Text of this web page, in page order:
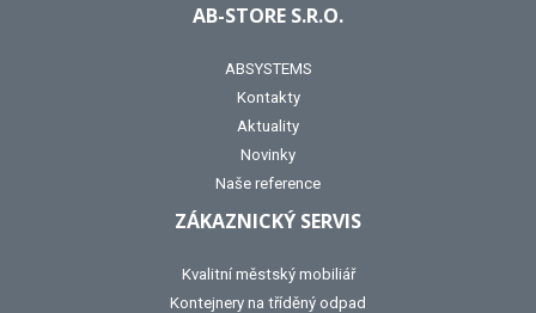
AB-STORE S.R.O.
ABSYSTEMS
Kontakty
Aktuality
Novinky
Naše reference
ZÁKAZNICKÝ SERVIS
Kvalitní městský mobiliář
Kontejnery na tříděný odpad